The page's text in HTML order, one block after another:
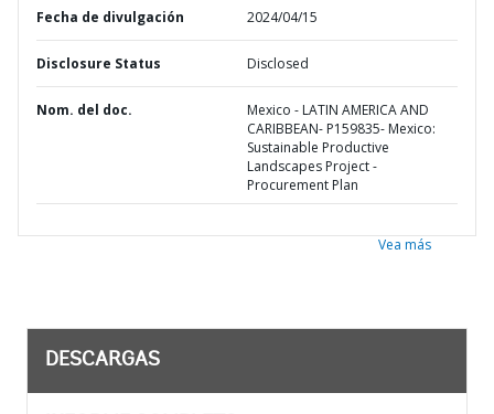
Fecha de divulgación 2024/04/15
Disclosure Status Disclosed
Nom. del doc.
Mexico - LATIN AMERICA AND
CARIBBEAN- P159835- Mexico:
Sustainable Productive
Landscapes Project -
Procurement Plan
Vea más
DESCARGAS